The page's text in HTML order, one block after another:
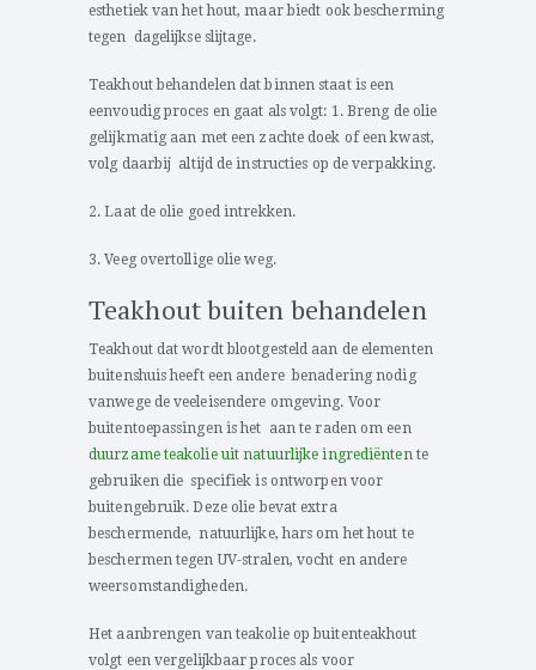
esthetiek van het hout, maar biedt ook bescherming
tegen dagelijkse slijtage.
Teakhout behandelen dat binnen staat is een
eenvoudig proces en gaat als volgt: 1. Breng de olie
gelijkmatig aan met een zachte doek of een kwast,
volg daarbij altijd de instructies op de verpakking.
2. Laat de olie goed intrekken.
3. Veeg overtollige olie weg.
Teakhout buiten behandelen
Teakhout dat wordt blootgesteld aan de elementen
buitenshuis heeft een andere benadering nodig
vanwege de veeleisendere omgeving. Voor
buitentoepassingen is het aan te raden om een
duurzame teakolie uit natuurlijke ingrediënten te
gebruiken die specifiek is ontworpen voor
buitengebruik. Deze olie bevat extra
beschermende, natuurlijke, hars om het hout te
beschermen tegen UV-stralen, vocht en andere
weersomstandigheden.
Het aanbrengen van teakolie op buitenteakhout
volgt een vergelijkbaar proces als voor